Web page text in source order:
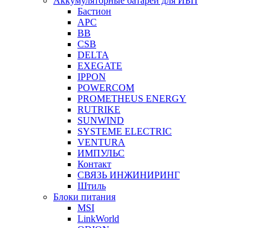
Бастион
APC
BB
CSB
DELTA
EXEGATE
IPPON
POWERCOM
PROMETHEUS ENERGY
RUTRIKE
SUNWIND
SYSTEME ELECTRIC
VENTURA
ИМПУЛЬС
Контакт
СВЯЗЬ ИНЖИНИРИНГ
Штиль
Блоки питания
MSI
LinkWorld